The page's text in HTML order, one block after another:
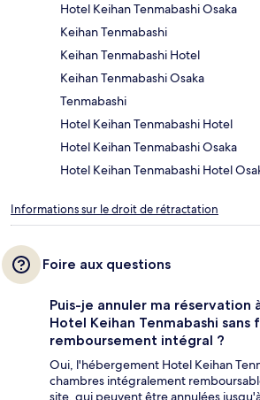
Hotel Keihan Tenmabashi Osaka
Keihan Tenmabashi
Keihan Tenmabashi Hotel
Keihan Tenmabashi Osaka
Tenmabashi
Hotel Keihan Tenmabashi Hotel
Hotel Keihan Tenmabashi Osaka
Hotel Keihan Tenmabashi Hotel
Informations sur le droit de rétractation
Foire aux questions
Puis-je annuler ma réservation
Hotel Keihan Tenmabashi
remboursement intégral ?
Oui, l'hébergement Hotel Keihan
chambres intégralement
site, qui peuvent être annulées